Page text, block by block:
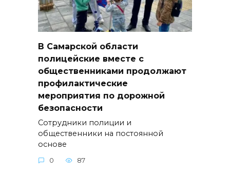
В Самарской области
полицейские вместе с
общественниками продолжают
профилактические
мероприятия по дорожной
безопасности
Сотрудники полиции и
общественники на постоянной
основе
0 87